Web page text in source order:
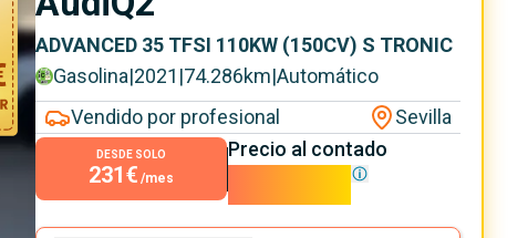
ADVANCED 35 TFSI 110KW (150CV) S TRONIC
Gasolina|2021 |74.286km|Automático
Vendido por profesional
Sevilla
DESDE SOLO
231€ /mes
Precio al contado
20.900€